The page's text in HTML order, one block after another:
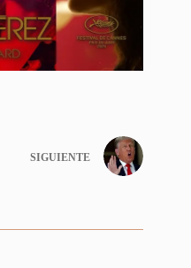
SIGUIENTE